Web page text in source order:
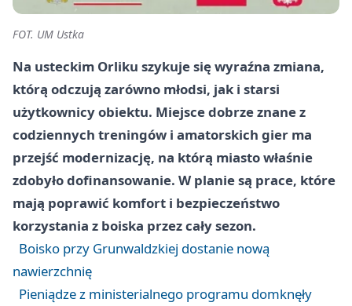
FOT. UM Ustka
Na usteckim Orliku szykuje się wyraźna zmiana,
którą odczują zarówno młodsi, jak i starsi
użytkownicy obiektu. Miejsce dobrze znane z
codziennych treningów i amatorskich gier ma
przejść modernizację, na którą miasto właśnie
zdobyło dofinansowanie. W planie są prace, które
mają poprawić komfort i bezpieczeństwo
korzystania z boiska przez cały sezon.
Boisko przy Grunwaldzkiej dostanie nową
nawierzchnię
Pieniądze z ministerialnego programu domknęły